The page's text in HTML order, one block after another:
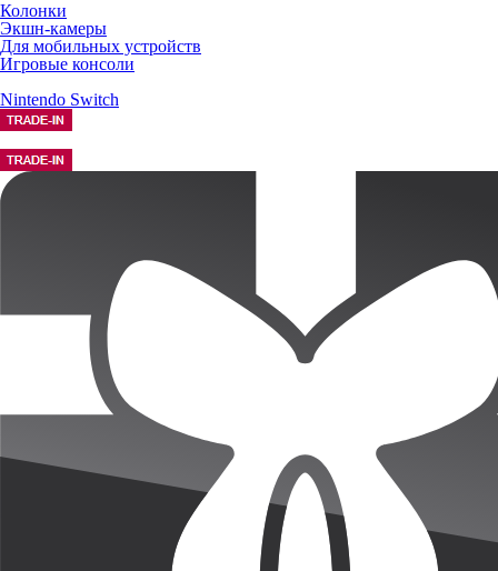
Колонки
Экшн-камеры
Для мобильных устройств
Игровые консоли
Nintendo Switch